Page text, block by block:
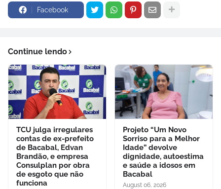
Facebook
Continue lendo
TCU julga irregulares
contas de ex-prefeito
de Bacabal, Edvan
Brandão, e empresa
Consulplan por obra
de esgoto que não
funciona
Projeto “Um Novo
Sorriso para a Melhor
Idade” devolve
dignidade, autoestima
e saúde a idosos em
Bacabal
August 06, 2026